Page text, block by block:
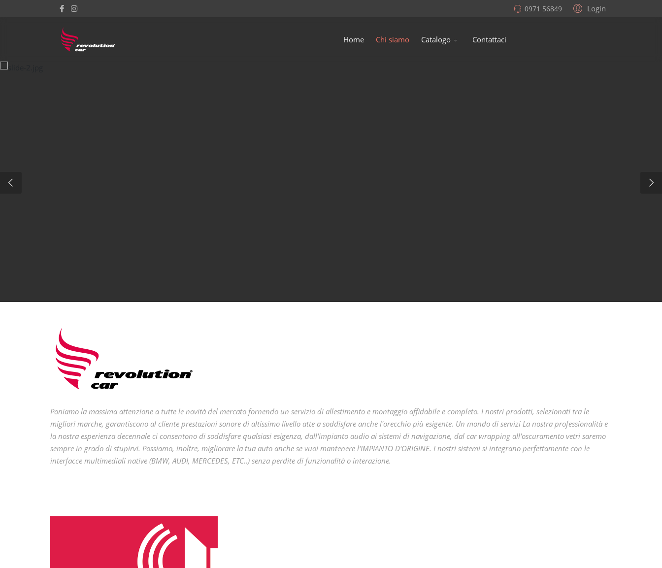
Login
0971 56849
Home Chi siamo Catalogo Contattaci
Poniamo la massima attenzione a tutte le novità del mercato fornendo un servizio di allestimento e montaggio affidabile e completo. I nostri prodotti, selezionati tra le
migliori marche, garantiscono al cliente prestazioni sonore di altissimo livello atte a soddisfare anche l'orecchio più esigente. Un mondo di servizi La nostra professionalità e
la nostra esperienza decennale ci consentono di soddisfare qualsiasi esigenza, dall'impianto audio ai sistemi di navigazione, dal car wrapping all'oscuramento vetri saremo
sempre in grado di stupirvi. Possiamo, inoltre, migliorare la tua auto anche se vuoi mantenere l'IMPIANTO D'ORIGINE. I nostri sistemi si integrano perfettamente con le
interfacce multimediali native (BMW, AUDI, MERCEDES, ETC..) senza perdite di funzionalità o interazione.